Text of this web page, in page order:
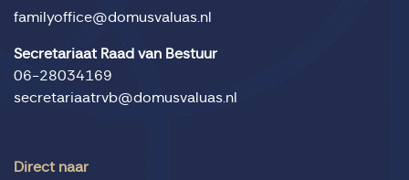
familyoffice@domusvaluas.nl
Secretariaat Raad van Bestuur
06-28034169
secretariaatrvb@domusvaluas.nl
Direct naar